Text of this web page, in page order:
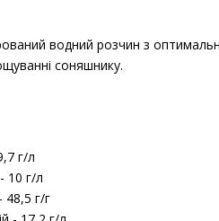
водний розчин з
соняшнику.
г/л
10 г/л
48,5 г/г